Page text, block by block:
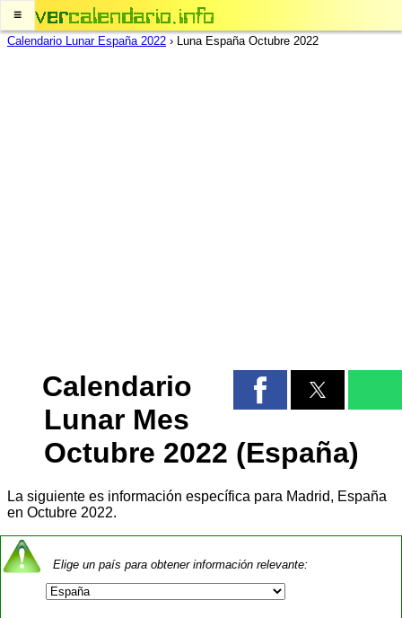
≡
Calendario Lunar España 2022 › Luna España Octubre 2022
Calendario
Lunar Mes
Octubre 2022 (España)
La siguiente es información específica para Madrid, España
en Octubre 2022.
Elige un país para obtener información relevante: